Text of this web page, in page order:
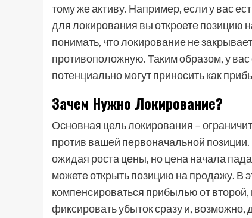
тому же активу. Например, если у вас
для локирования вы откроете позицию
понимать, что локирование не
противоположную. Таким образом, у
потенциально могут приносить как
Зачем Нужно Локирование?
Основная цель локирования –
против вашей первоначальной
ожидая роста цены, но цена начала
можете открыть позицию на продажу. В
компенсироваться прибылью от
фиксировать убыток сразу и,